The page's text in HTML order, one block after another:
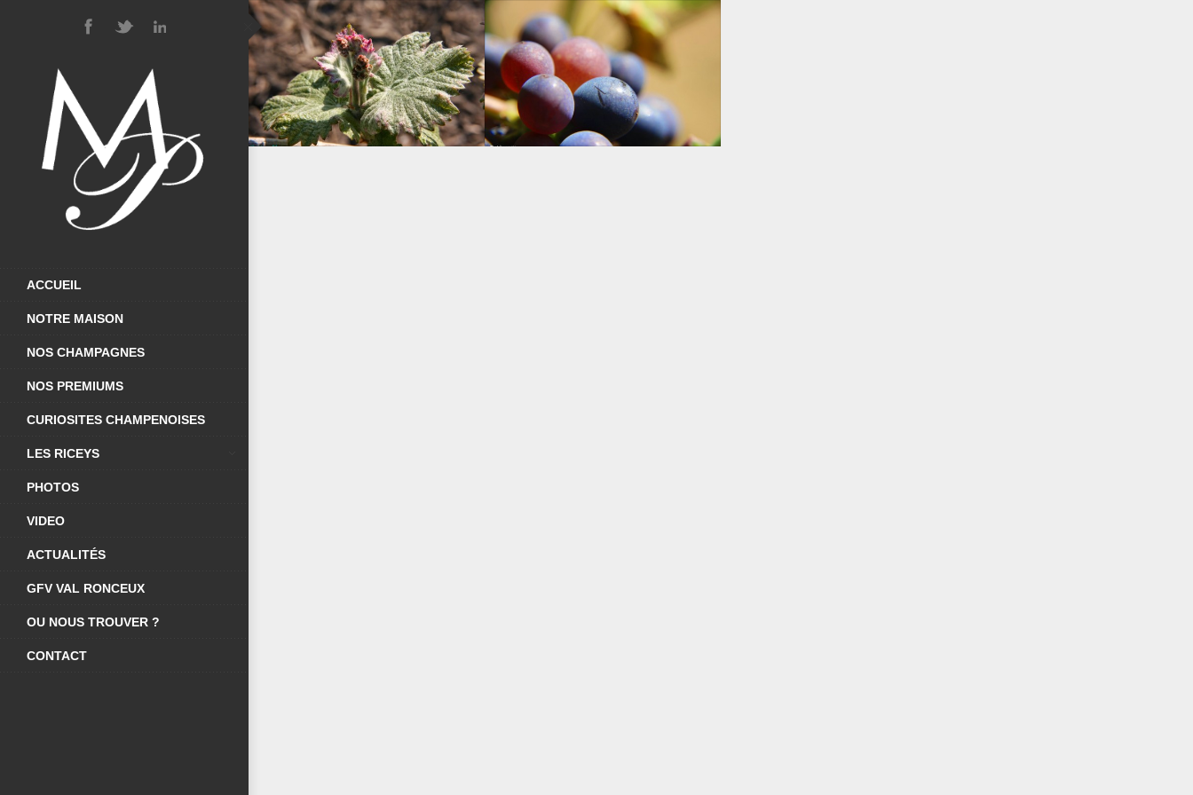
ACCUEIL
NOTRE MAISON
NOS CHAMPAGNES
NOS PREMIUMS
CURIOSITES CHAMPENOISES
LES RICEYS
PHOTOS
VIDEO
ACTUALITÉS
GFV VAL RONCEUX
OU NOUS TROUVER ?
CONTACT
MEUNIER
VÉRAISON – COPYRIGHT
PATRICK JASSIONES